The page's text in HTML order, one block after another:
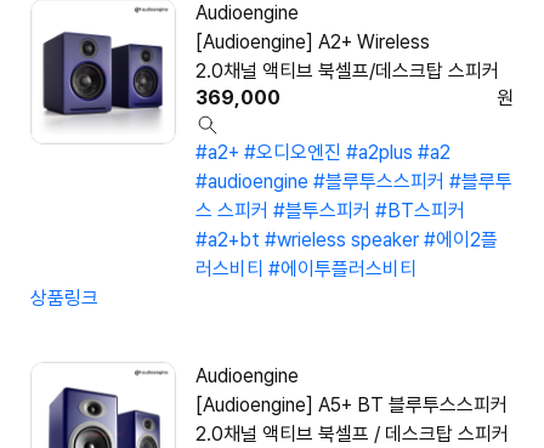
Audioengine
[Audioengine] A2+ Wireless
2.0채널 액티브 북셀프/데스크탑 스피커
369,000
원
#a2+ #오디오엔진 #a2plus #a2
#audioengine #블루투스스피커 #블루투
스 스피커 #블투스피커 #BT스피커
#a2+bt #wrieless speaker #에이2플
러스비티 #에이투플러스비티
상품링크
Audioengine
[Audioengine] A5+ BT 블루투스스피커
2.0채널 액티브 북셀프 / 데스크탑 스피커